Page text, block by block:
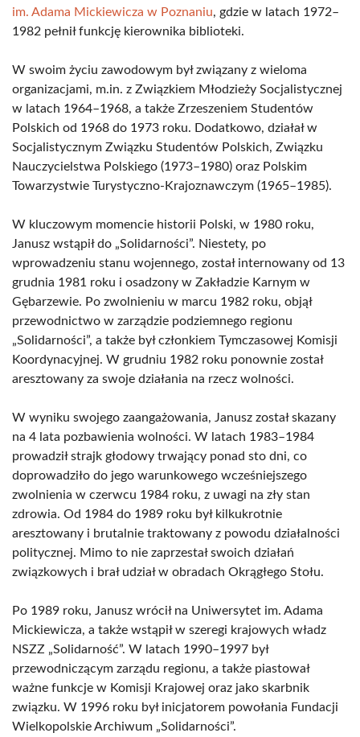
im. Adama Mickiewicza w Poznaniu, gdzie w latach 1972–
1982 pełnił funkcję kierownika biblioteki.
W swoim życiu zawodowym był związany z wieloma
organizacjami, m.in. z Związkiem Młodzieży Socjalistycznej
w latach 1964–1968, a także Zrzeszeniem Studentów
Polskich od 1968 do 1973 roku. Dodatkowo, działał w
Socjalistycznym Związku Studentów Polskich, Związku
Nauczycielstwa Polskiego (1973–1980) oraz Polskim
Towarzystwie Turystyczno-Krajoznawczym (1965–1985).
W kluczowym momencie historii Polski, w 1980 roku,
Janusz wstąpił do „Solidarności”. Niestety, po
wprowadzeniu stanu wojennego, został internowany od 13
grudnia 1981 roku i osadzony w Zakładzie Karnym w
Gębarzewie. Po zwolnieniu w marcu 1982 roku, objął
przewodnictwo w zarządzie podziemnego regionu
„Solidarności”, a także był członkiem Tymczasowej Komisji
Koordynacyjnej. W grudniu 1982 roku ponownie został
aresztowany za swoje działania na rzecz wolności.
W wyniku swojego zaangażowania, Janusz został skazany
na 4 lata pozbawienia wolności. W latach 1983–1984
prowadził strajk głodowy trwający ponad sto dni, co
doprowadziło do jego warunkowego wcześniejszego
zwolnienia w czerwcu 1984 roku, z uwagi na zły stan
zdrowia. Od 1984 do 1989 roku był kilkukrotnie
aresztowany i brutalnie traktowany z powodu działalności
politycznej. Mimo to nie zaprzestał swoich działań
związkowych i brał udział w obradach Okrągłego Stołu.
Po 1989 roku, Janusz wrócił na Uniwersytet im. Adama
Mickiewicza, a także wstąpił w szeregi krajowych władz
NSZZ „Solidarność”. W latach 1990–1997 był
przewodniczącym zarządu regionu, a także piastował
ważne funkcje w Komisji Krajowej oraz jako skarbnik
związku. W 1996 roku był inicjatorem powołania Fundacji
Wielkopolskie Archiwum „Solidarności”.